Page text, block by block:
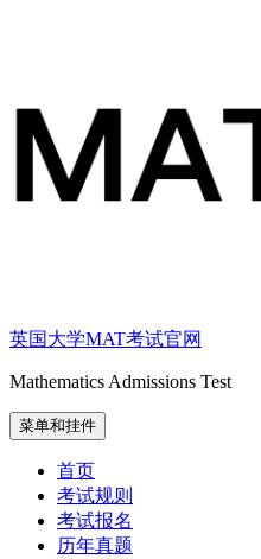
英国大学MAT考试官网
Mathematics Admissions Test
菜单和挂件
首页
考试规则
考试报名
历年真题